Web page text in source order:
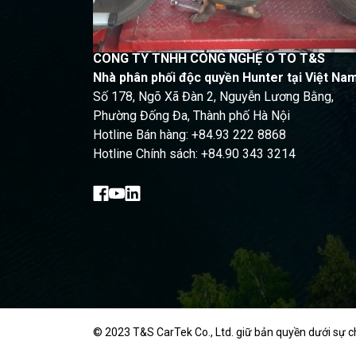
CÔNG TY TNHH CÔNG NGHỆ Ô TÔ T&S
Nhà phân phối độc quyền Hunter tại Việt
Số 178, Ngõ Xã Đàn 2, Nguyễn Lương Bằng,
Phường Đống Đa, Thành phố Hà Nội
Hotline Bán hàng: +84.93 222 8868
Hotline Chính sách: +84.90 343 3214
© 2023 T&S CarTek Co., Ltd. giữ bản quyền dưới sự